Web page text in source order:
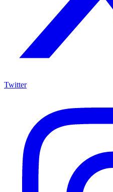
Twitter